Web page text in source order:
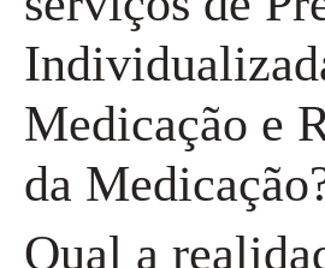
Medicação e
da
Qual a